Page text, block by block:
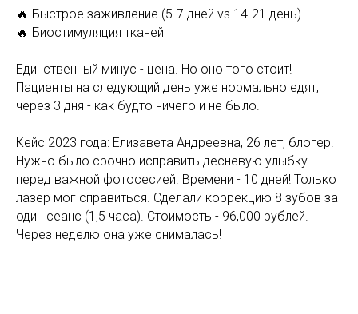
🔥 Быстрое заживление (5-7 дней vs 14-21 день)
🔥 Биостимуляция тканей
Единственный минус - цена. Но оно того стоит!
Пациенты на следующий день уже нормально едят,
через 3 дня - как будто ничего и не было.
Кейс 2023 года: Елизавета Андреевна, 26 лет, блогер.
Нужно было срочно исправить десневую улыбку
перед важной фотосесией. Времени - 10 дней! Только
лазер мог справиться. Сделали коррекцию 8 зубов за
один сеанс (1,5 часа). Стоимость - 96,000 рублей.
Через неделю она уже снималась!